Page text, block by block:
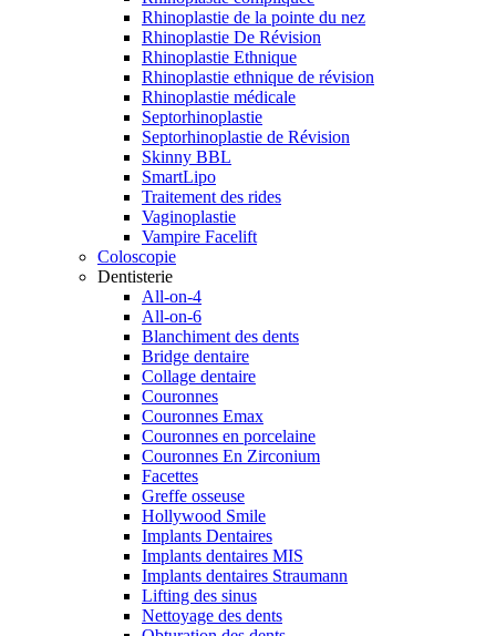
Rhinoplastie de la pointe du nez
Rhinoplastie De Révision
Rhinoplastie Ethnique
Rhinoplastie ethnique de révision
Rhinoplastie médicale
Septorhinoplastie
Septorhinoplastie de Révision
Skinny BBL
SmartLipo
Traitement des rides
Vaginoplastie
Vampire Facelift
Coloscopie
Dentisterie
All-on-4
All-on-6
Blanchiment des dents
Bridge dentaire
Collage dentaire
Couronnes
Couronnes Emax
Couronnes en porcelaine
Couronnes En Zirconium
Facettes
Greffe osseuse
Hollywood Smile
Implants Dentaires
Implants dentaires MIS
Implants dentaires Straumann
Lifting des sinus
Nettoyage des dents